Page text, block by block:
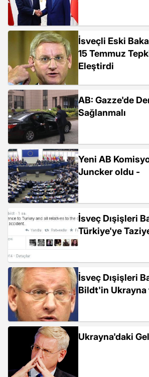
İsveçli Eski
15 Temmuz
Eleştirdi
AB: Gazze'de
Sağlanmalı
Yeni AB
Juncker oldu -
İsveç Dışişleri
Türkiye'ye
İsveç Dışişleri
Bildt'in Ukrayna
Ukrayna'daki